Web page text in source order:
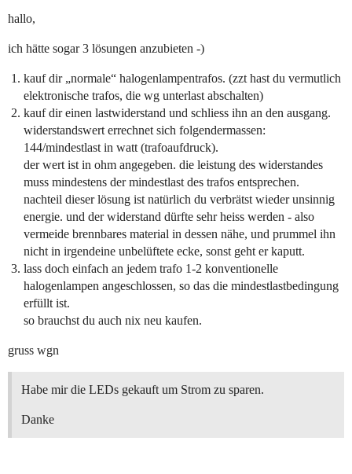
hallo,
ich hätte sogar 3 lösungen anzubieten -)
kauf dir „normale“ halogenlampentrafos. (zzt hast du vermutlich
elektronische trafos, die wg unterlast abschalten)
kauf dir einen lastwiderstand und schliess ihn an den ausgang.
widerstandswert errechnet sich folgendermassen:
144/mindestlast in watt (trafoaufdruck).
der wert ist in ohm angegeben. die leistung des widerstandes
muss mindestens der mindestlast des trafos entsprechen.
nachteil dieser lösung ist natürlich du verbrätst wieder unsinnig
energie. und der widerstand dürfte sehr heiss werden - also
vermeide brennbares material in dessen nähe, und prummel ihn
nicht in irgendeine unbelüftete ecke, sonst geht er kaputt.
lass doch einfach an jedem trafo 1-2 konventionelle
halogenlampen angeschlossen, so das die mindestlastbedingung
erfüllt ist.
so brauchst du auch nix neu kaufen.
gruss wgn
Habe mir die LEDs gekauft um Strom zu sparen.
Danke